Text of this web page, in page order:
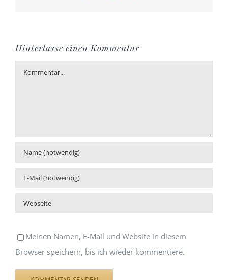
Hinterlasse einen Kommentar
Kommentar
Meinen Namen, E-Mail und Website in diesem
Browser speichern, bis ich wieder kommentiere.